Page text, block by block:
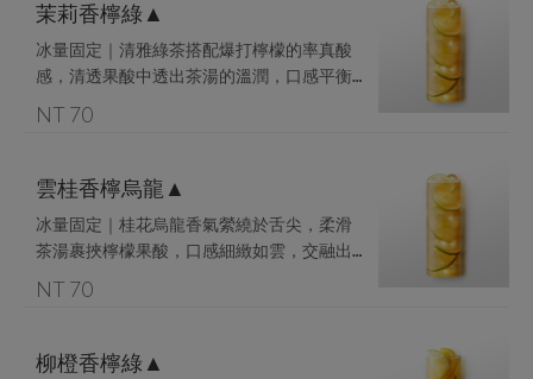
茉莉香檸綠▲
冰量固定｜清雅綠茶搭配爆打檸檬的率真酸
感，清透果酸中透出茶湯的溫潤，口感平衡
採用新鮮檸檬片製作，恕無法完全去籽
NT 70
雲桂香檸烏龍▲
冰量固定｜桂花烏龍香氣縈繞於舌尖，柔滑
茶湯裹挾檸檬果酸，口感細緻如雲，交融出
採用新鮮檸檬片製作，恕無法完全去籽
NT 70
柳橙香檸綠▲